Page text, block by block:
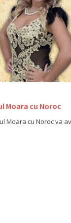
Moara cu Noroc
Moara cu Noroc va